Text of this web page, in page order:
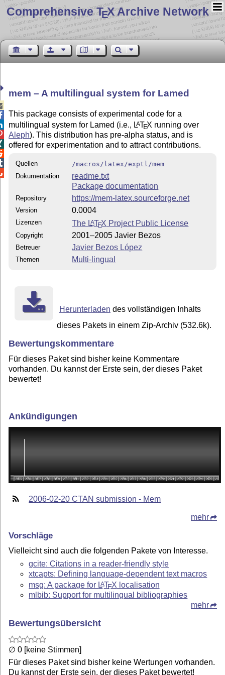
Comprehensive TEX Archive Network
mem – A multilingual system for Lamed
This package consists of experimental code for a
multilingual system for Lamed (i.e., LATEX running over
Aleph). This distribution has pre-alpha status, and is
offered for experimentation and to attract contributions.
Quellen
/macros/latex/exptl/mem
Dokumentation
readme.txt
Package documentation
Repository https://mem-latex.sourceforge.net
Version 0.0004
Lizenzen The LATEX Project Public License
Copyright 2001–2005 Javier Bezos
Betreuer Javier Bezos López
Themen Multi-lingual
Herunterladen des vollständigen Inhalts
dieses Pakets in einem Zip-Archiv (532.6k).
Bewertungskommentare
Für dieses Paket sind bisher keine Kommentare
vorhanden. Du kannst der Erste sein, der dieses Paket
bewertet!
Ankündigungen
2006-02-20 CTAN submission - Mem
mehr
Vorschläge
Vielleicht sind auch die folgenden Pakete von Interesse.
gcite: Citations in a reader-friendly style
xtcapts: Defining language-dependent text macros
msg: A package for LATEX localisation
mlbib: Support for multilingual bibliographies
mehr
Bewertungsübersicht
∅ 0 [keine Stimmen]
Für dieses Paket sind bisher keine Wertungen vorhanden.
Du kannst der Erste sein, der dieses Paket bewertet!